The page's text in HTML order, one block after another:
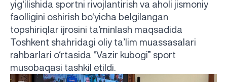
yig‘ilishida sportni rivojlantirish va aholi jismoniy
faolligini oshirish bo‘yicha belgilangan
topshiriqlar ijrosini ta’minlash maqsadida
Toshkent shahridagi oliy ta’lim muassasalari
rahbarlari o‘rtasida “Vazir kubogi” sport
musobaqasi tashkil etildi.